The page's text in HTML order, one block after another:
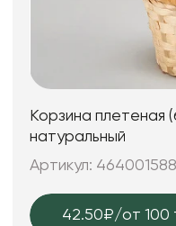
Корзина плетеная
натуральный
Артикул:
42.50₽/от 100